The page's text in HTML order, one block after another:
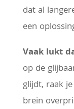
dat al
een
Vaak lukt
op de
glijdt, raak
brein